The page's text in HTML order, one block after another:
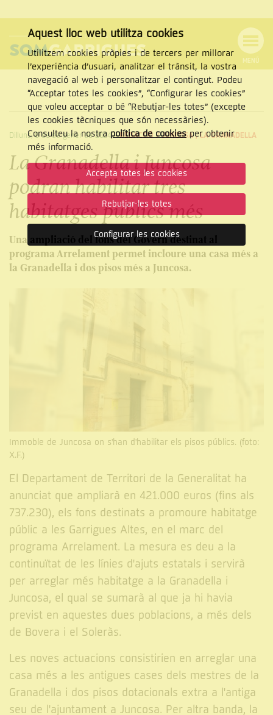
NAVEGACIÓ
MENÚ
Cercar
Dilluns, 8 de de gener de 2024-REDACCIÓ /JUNCOSA,LA GRANADELLA
La Granadella i Juncosa
podran habilitar tres
habitatges públics més
Una ampliació del fons del Govern destinat al
programa Arrelament permet incloure una casa més a
la Granadella i dos pisos més a Juncosa.
Immoble de Juncosa on s'han d'habilitar els pisos públics. (foto:
X.F.)
El Departament de Territori de la Generalitat ha
anunciat que ampliarà en 421.000 euros (fins als
737.230), els fons destinats a promoure habitatge
públic a les Garrigues Altes, en el marc del
programa Arrelament. La mesura es deu a la
continuïtat de les línies d'ajuts estatals i servirà
per arreglar més habitatge a la Granadella i
Juncosa, el qual se sumarà al que ja hi havia
previst en aquestes dues poblacions, a més dels
de Bovera i el Soleràs.
Les noves actuacions consistirien en arreglar una
casa més a les antigues cases dels mestres de la
Granadella i dos pisos dotacionals extra a l'antiga
seu de l'ajuntament a Juncosa. Per altra banda, la
Aquest lloc web utilitza cookies
Utilitzem cookies pròpies i de tercers per millorar
l’experiència d’usuari, analitzar el trànsit, la vostra
navegació al web i personalitzar el contingut. Podeu
“Acceptar totes les cookies”, “Configurar les cookies”
que voleu acceptar o bé “Rebutjar-les totes” (excepte
les cookies tècniques que són necessàries).
Consulteu la nostrapolítica de cookiesper obtenir
més informació.
Accepta totes les cookies
Rebutjar-les totes
Configurar les cookies